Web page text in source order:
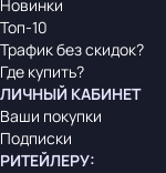
Новинки
Топ-10
Трафик без скидок?
Где купить?
ЛИЧНЫЙ КАБИНЕТ
Ваши покупки
Подписки
РИТЕЙЛЕРУ: